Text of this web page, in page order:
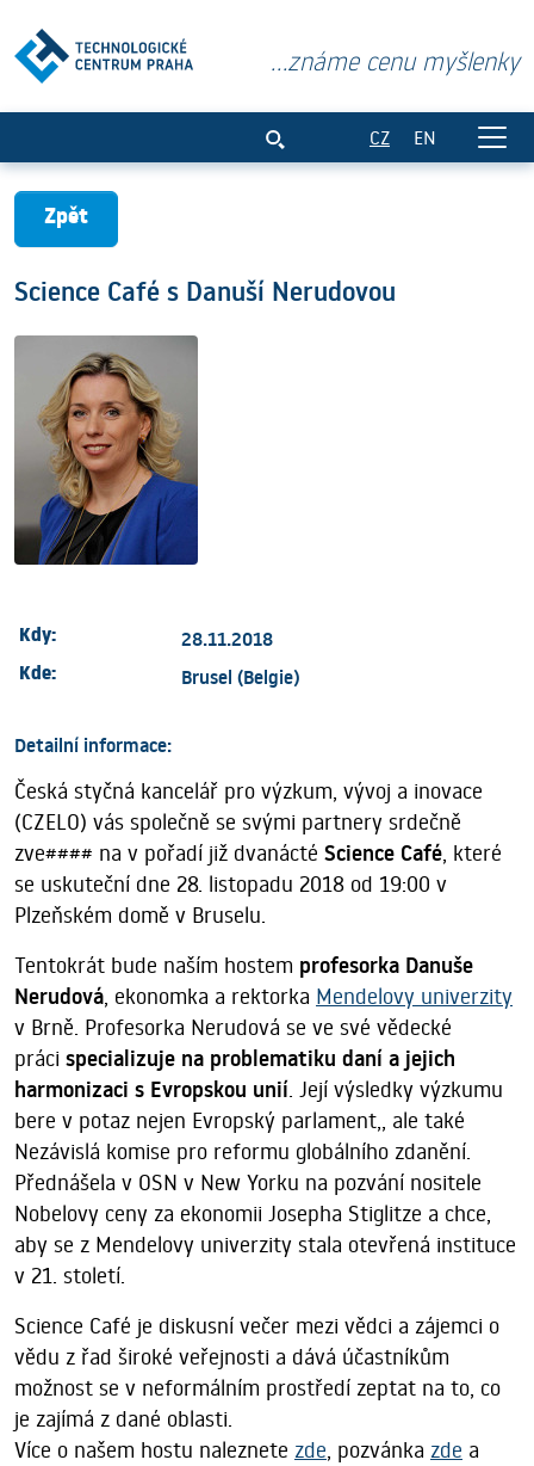
...známe cenu myšlenky
CZ EN
Zpět
Science Café s Danuší Nerudovou
Kdy: 28.11.2018
Kde: Brusel (Belgie)
Detailní informace:
Česká styčná kancelář pro výzkum, vývoj a inovace
(CZELO) vás společně se svými partnery srdečně
zve#### na v pořadí již dvanácté Science Café, které
se uskuteční dne 28. listopadu 2018 od 19:00 v
Plzeňském domě v Bruselu.
Tentokrát bude naším hostem profesorka Danuše
Nerudová, ekonomka a rektorka Mendelovy univerzity
v Brně. Profesorka Nerudová se ve své vědecké
práci specializuje na problematiku daní a jejich
harmonizaci s Evropskou unií. Její výsledky výzkumu
bere v potaz nejen Evropský parlament,, ale také
Nezávislá komise pro reformu globálního zdanění.
Přednášela v OSN v New Yorku na pozvání nositele
Nobelovy ceny za ekonomii Josepha Stiglitze a chce,
aby se z Mendelovy univerzity stala otevřená instituce
v 21. století.
Science Café je diskusní večer mezi vědci a zájemci o
vědu z řad široké veřejnosti a dává účastníkům
možnost se v neformálním prostředí zeptat na to, co
je zajímá z dané oblasti.
Více o našem hostu naleznete zde, pozvánka zde a